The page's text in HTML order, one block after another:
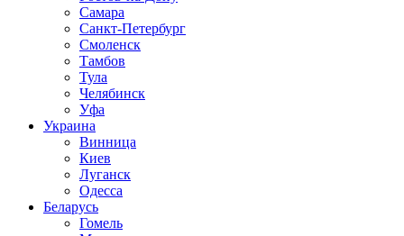
Самара
Санкт-Петербург
Смоленск
Тамбов
Тула
Челябинск
Уфа
Украина
Винница
Киев
Луганск
Одесса
Беларусь
Гомель